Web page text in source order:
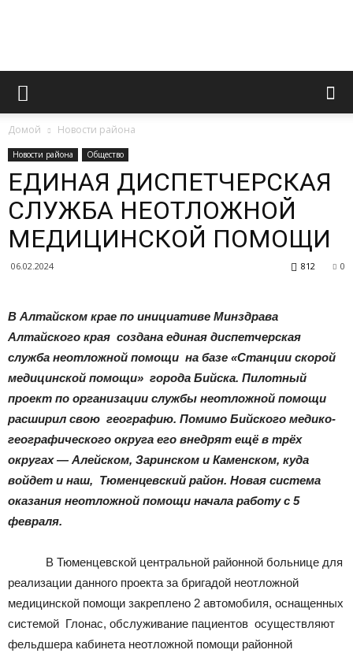
Официальный
газеты
|
Тюменцевский
район
Домой Новости района
Новости района Общество
ЕДИНАЯ ДИСПЕТЧЕРСКАЯ
СЛУЖБА НЕОТЛОЖНОЙ
МЕДИЦИНСКОЙ ПОМОЩИ
06.02.2024 0
812
В Алтайском крае по инициативе Минздрава
Алтайского края создана единая диспетчерская
служба неотложной помощи на базе «Станции скорой
медицинской помощи» города Бийска. Пилотный
проект по организации службы неотложной помощи
расширил свою географию. Помимо Бийского медико-
географического округа его внедрят ещё в трёх
округах — Алейском, Заринском и Каменском, куда
войдет и наш, Тюменцевский район. Новая система
оказания неотложной помощи начала работу с 5
февраля.
В Тюменцевской центральной районной больнице для
реализации данного проекта за бригадой неотложной
медицинской помощи закреплено 2 автомобиля, оснащенных
системой Глонас, обслуживание пациентов осуществляют
фельдшера кабинета неотложной помощи районной